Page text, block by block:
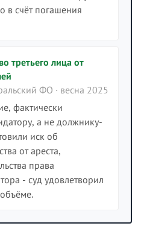
в счёт погашения
третьего лица от
ФО · весна 2025
фактически
а не должнику-
иск об
от ареста,
права
- суд удовлетворил